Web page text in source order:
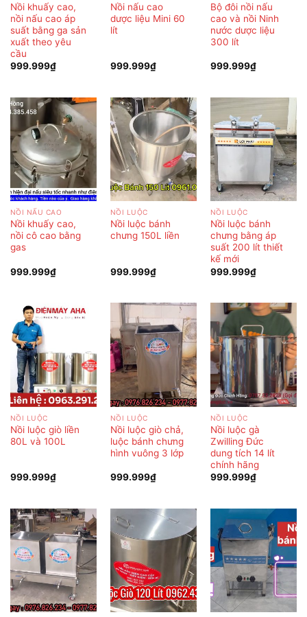
Nồi khuấy cao,
nồi nấu cao áp
suất bằng ga sản
xuất theo yêu
cầu
999.999₫
Nồi nấu cao
dược liệu Mini 60
lít
999.999₫
Bộ đôi nồi nấu
cao và nồi Ninh
nước dược liệu
300 lít
999.999₫
NỒI NẤU CAO
Nồi khuấy cao,
nồi cô cao bằng
gas
999.999₫
NỒI LUỘC
Nồi luộc bánh
chưng 150L liền
999.999₫
NỒI LUỘC
Nồi luộc bánh
chưng bằng áp
suất 200 lít thiết
kế mới
999.999₫
NỒI LUỘC
Nồi luộc giò liền
80L và 100L
999.999₫
NỒI LUỘC
Nồi luộc giò chả,
luộc bánh chưng
hình vuông 3 lớp
999.999₫
NỒI LUỘC
Nồi luộc gà
Zwilling Đức
dung tích 14 lít
chính hãng
999.999₫